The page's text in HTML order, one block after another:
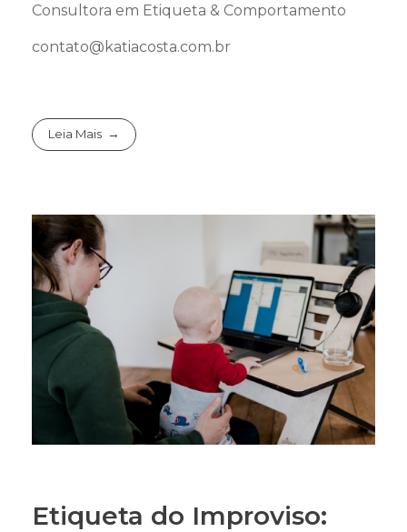
Consultora em Etiqueta & Comportamento
contato@katiacosta.com.br
Leia Mais
Etiqueta do Improviso: